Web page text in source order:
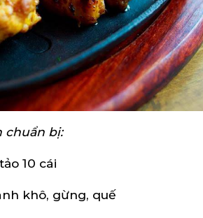
chuẩn bị:
10 cái
khô, gừng, quế